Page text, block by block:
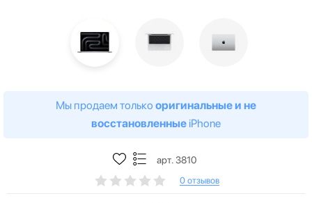
Мы продаем только оригинальные и не
восстановленные iPhone
арт. 3810
0 отзывов